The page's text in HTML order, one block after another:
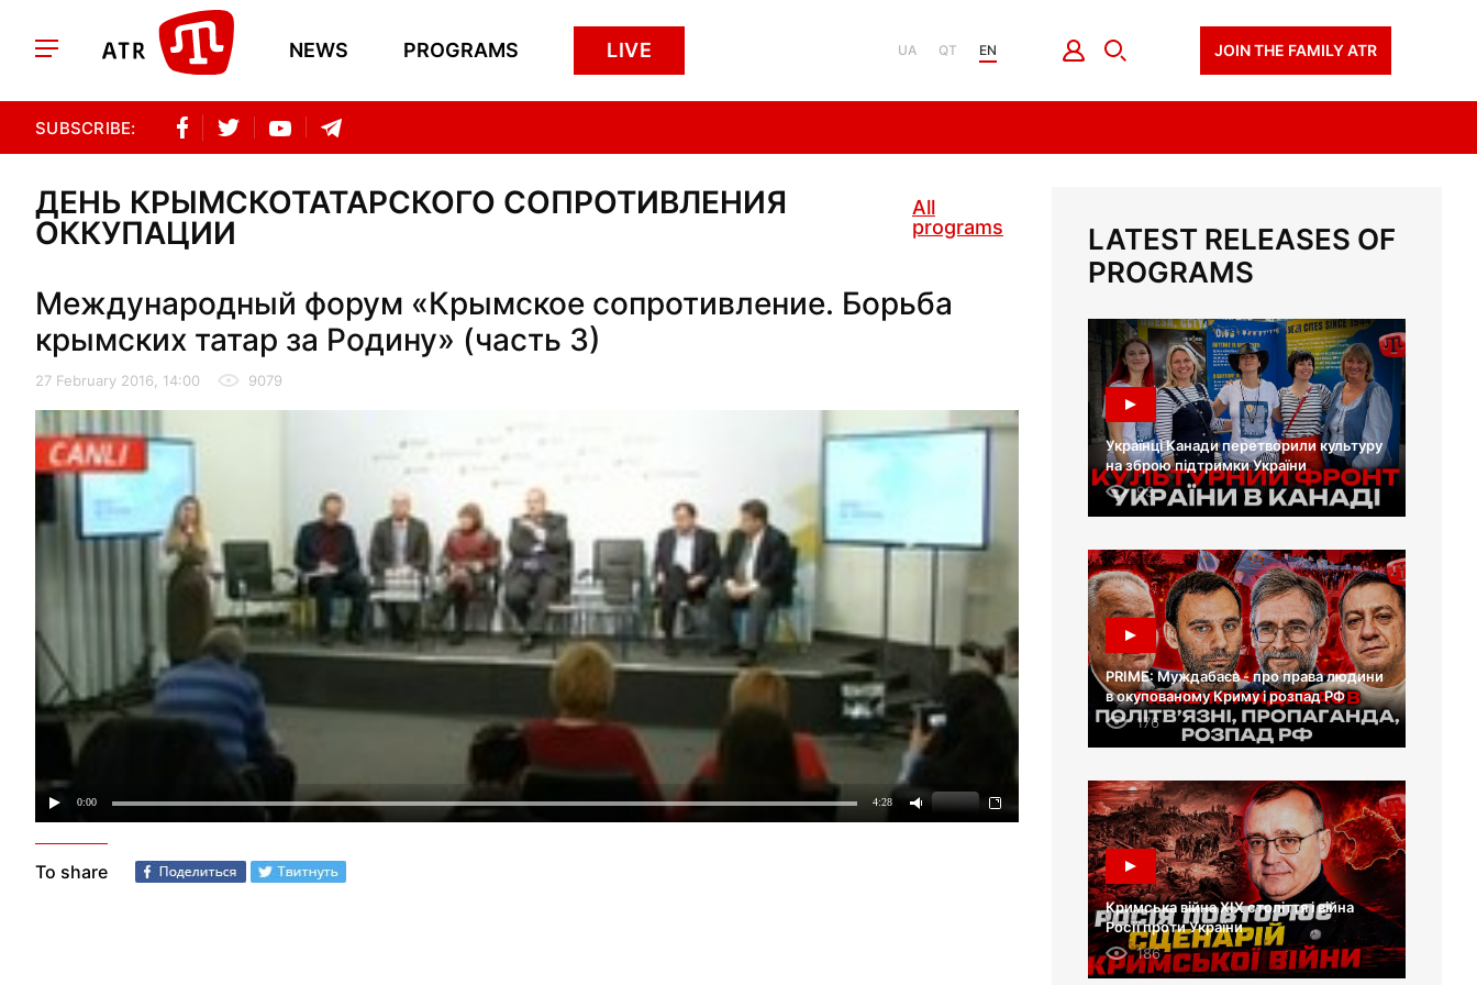
NEWS PROGRAMS LIVE UA QT EN JOIN THE FAMILY ATR
SUBSCRIBE:
ДЕНЬ КРЫМСКОТАТАРСКОГО СОПРОТИВЛЕНИЯ
ОККУПАЦИИ
All
programs
Международный форум «Крымское сопротивление. Борьба
крымских татар за Родину» (часть 3)
27 February 2016, 14:00 9079
To share
LATEST RELEASES OF
PROGRAMS
Українці Канади перетворили культуру
на зброю підтримки України
93
PRIME: Муждабаєв - про права людини
в окупованому Криму і розпад РФ
176
Кримська війна XIX століття і війна
Росії проти України
186